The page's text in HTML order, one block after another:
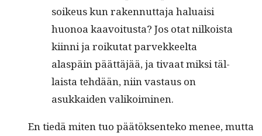
soikeus kun raken­nut­ta­ja halu­aisi
huonoa kaavoitus­ta? Jos otat nilkoista
kiin­ni ja roiku­tat parvek­keelta
alaspäin päät­täjää, ja tivaat mik­si täl­
laista tehdään, niin vas­taus on
asukkaiden valikoiminen.
En tiedä miten tuo päätök­sen­teko menee, mut­ta